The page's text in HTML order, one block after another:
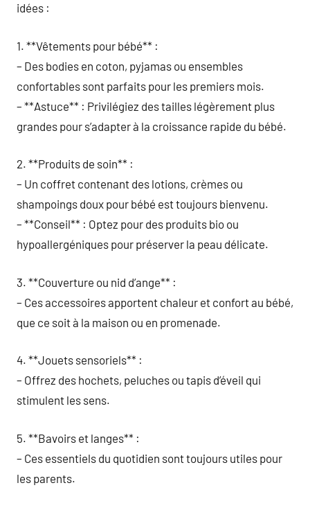
idées :
1. **Vêtements pour bébé** :
– Des bodies en coton, pyjamas ou ensembles
confortables sont parfaits pour les premiers mois.
– **Astuce** : Privilégiez des tailles légèrement plus
grandes pour s’adapter à la croissance rapide du bébé.
2. **Produits de soin** :
– Un coffret contenant des lotions, crèmes ou
shampoings doux pour bébé est toujours bienvenu.
– **Conseil** : Optez pour des produits bio ou
hypoallergéniques pour préserver la peau délicate.
3. **Couverture ou nid d’ange** :
– Ces accessoires apportent chaleur et confort au bébé,
que ce soit à la maison ou en promenade.
4. **Jouets sensoriels** :
– Offrez des hochets, peluches ou tapis d’éveil qui
stimulent les sens.
5. **Bavoirs et langes** :
– Ces essentiels du quotidien sont toujours utiles pour
les parents.